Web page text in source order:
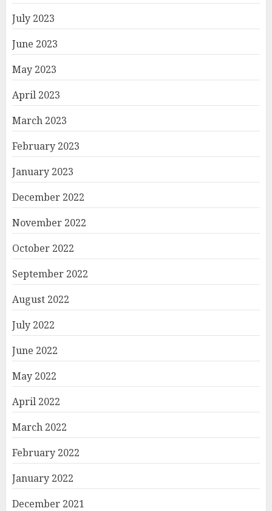
July 2023
June 2023
May 2023
April 2023
March 2023
February 2023
January 2023
December 2022
November 2022
October 2022
September 2022
August 2022
July 2022
June 2022
May 2022
April 2022
March 2022
February 2022
January 2022
December 2021